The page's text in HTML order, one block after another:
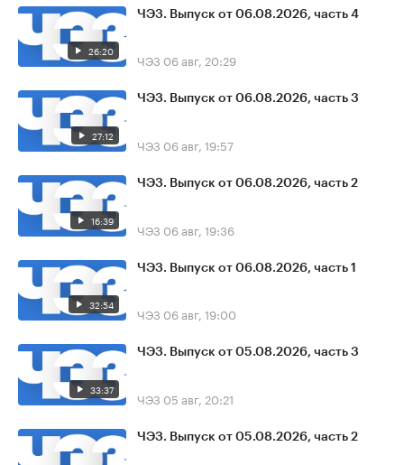
26:20
ЧЭЗ. Выпуск от 06.08.2026, часть 4
ЧЭЗ 06 авг, 20:29
27:12
ЧЭЗ. Выпуск от 06.08.2026, часть 3
ЧЭЗ 06 авг, 19:57
16:39
ЧЭЗ. Выпуск от 06.08.2026, часть 2
ЧЭЗ 06 авг, 19:36
32:54
ЧЭЗ. Выпуск от 06.08.2026, часть 1
ЧЭЗ 06 авг, 19:00
33:37
ЧЭЗ. Выпуск от 05.08.2026, часть 3
ЧЭЗ 05 авг, 20:21
ЧЭЗ. Выпуск от 05.08.2026, часть 2